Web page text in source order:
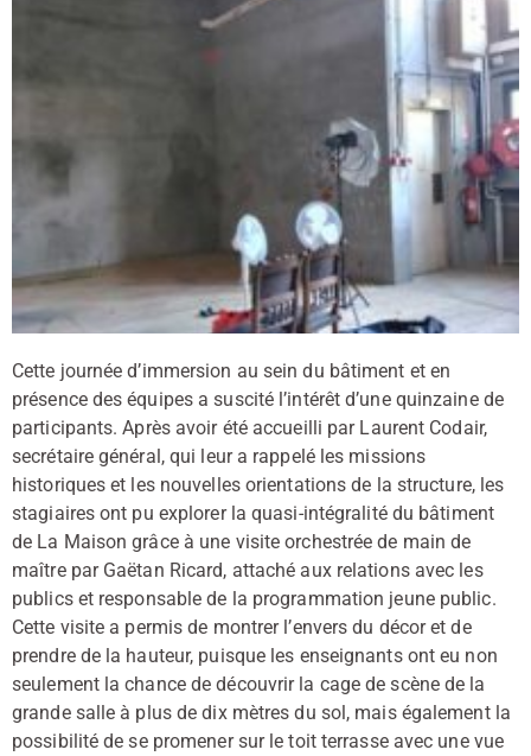
Cette journée d’immersion au sein du bâtiment et en
présence des équipes a suscité l’intérêt d’une quinzaine de
participants. Après avoir été accueilli par Laurent Codair,
secrétaire général, qui leur a rappelé les missions
historiques et les nouvelles orientations de la structure, les
stagiaires ont pu explorer la quasi-intégralité du bâtiment
de La Maison grâce à une visite orchestrée de main de
maître par Gaëtan Ricard, attaché aux relations avec les
publics et responsable de la programmation jeune public.
Cette visite a permis de montrer l’envers du décor et de
prendre de la hauteur, puisque les enseignants ont eu non
seulement la chance de découvrir la cage de scène de la
grande salle à plus de dix mètres du sol, mais également la
possibilité de se promener sur le toit terrasse avec une vue